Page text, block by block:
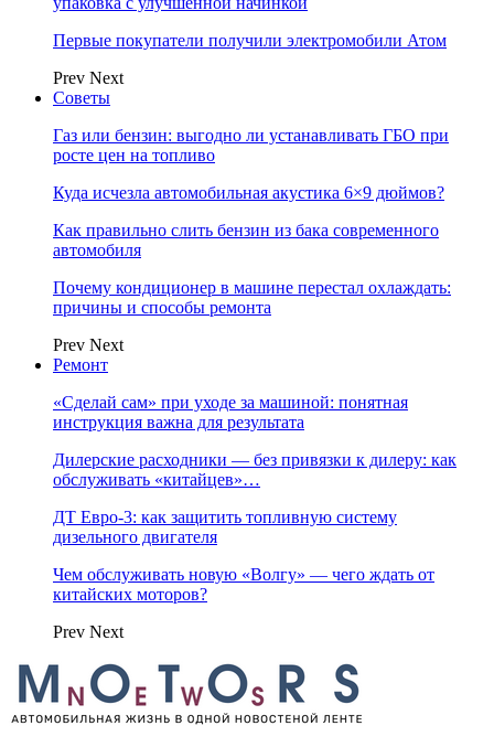
Первые покупатели получили электромобили Атом
Prev Next
Советы
Газ или бензин: выгодно ли устанавливать ГБО при
росте цен на топливо
Куда исчезла автомобильная акустика 6×9 дюймов?
Как правильно слить бензин из бака современного
автомобиля
Почему кондиционер в машине перестал охлаждать:
причины и способы ремонта
Prev Next
Ремонт
«Сделай сам» при уходе за машиной: понятная
инструкция важна для результата
Дилерские расходники — без привязки к дилеру: как
обслуживать «китайцев»…
ДТ Евро-3: как защитить топливную систему
дизельного двигателя
Чем обслуживать новую «Волгу» — чего ждать от
китайских моторов?
Prev Next